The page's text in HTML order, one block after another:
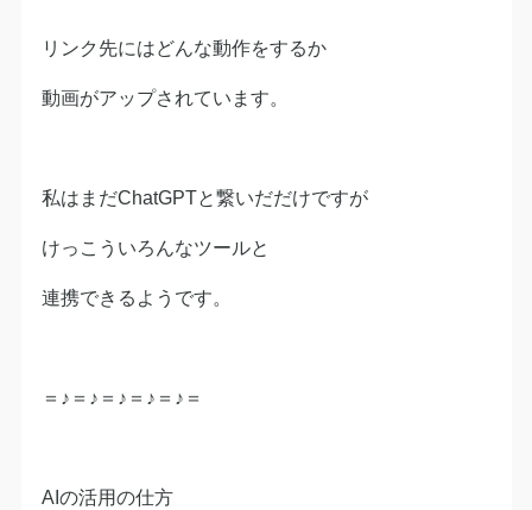
リンク先にはどんな動作をするか
動画がアップされています。
私はまだChatGPTと繋いだだけですが
けっこういろんなツールと
連携できるようです。
＝♪＝♪＝♪＝♪＝♪＝
AIの活用の仕方